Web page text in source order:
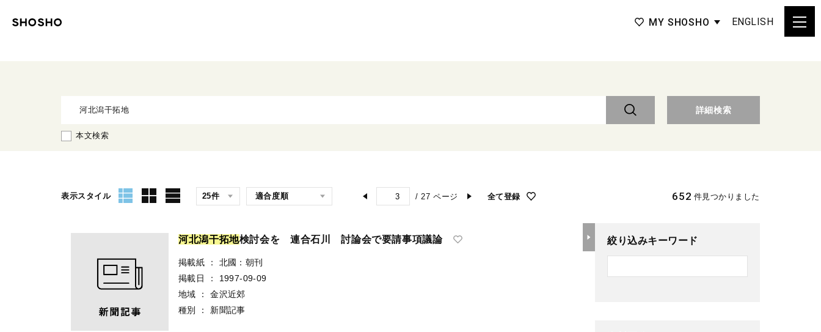
MY SHOSHO ENGLISH
詳細検索
本文検索
表示スタイル / 27 ページ 全て登録 652 件見つかりました
河北潟干拓地検討会を 連合石川 討論会で要請事項議論
掲載紙 ：
北國：朝刊
掲載日
：
1997-09-09
地域
：
金沢近郊
種別
： 新聞記事
絞り込みキーワード